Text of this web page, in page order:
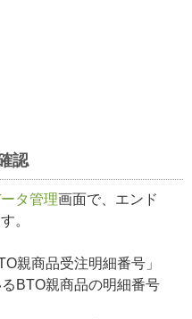
認
タ管理画面で、エンド
。
親商品受注明細番号」
BTO親商品の明細番号